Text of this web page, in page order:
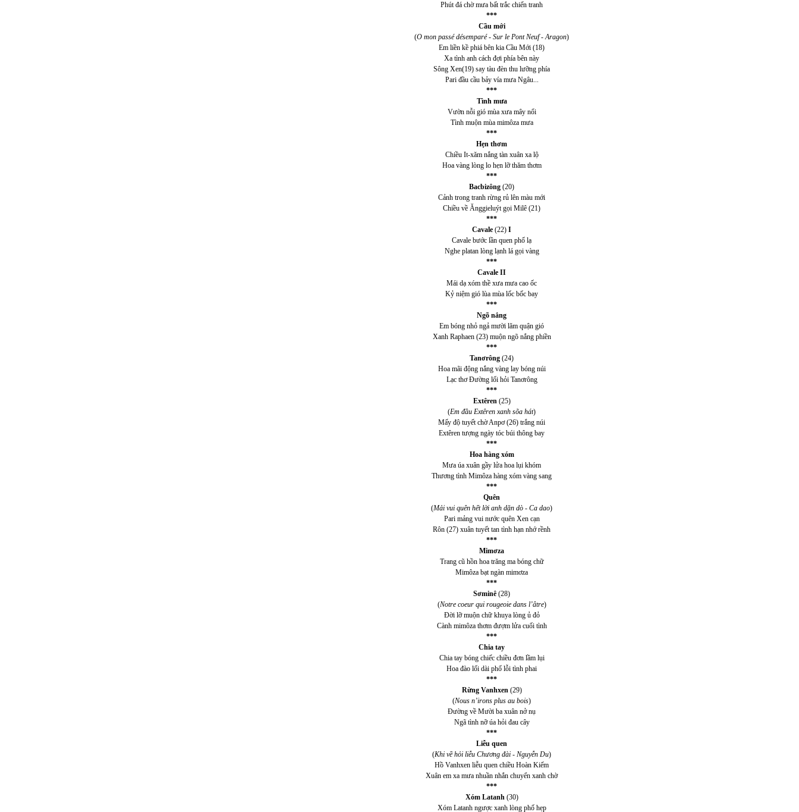
Phút đá chờ mưa bất trắc chiến tranh
***
Cầu mới
(O mon passé désemparé - Sur le Pont Neuf - Aragon)
Em liền kề phiá bên kia Cầu Mới (18)
Xa tình anh cách đợi phía bên này
Sông Xen(19) say tàu đèn thu lưỡng phía
Pari đầu cầu bảy vía mưa Ngâu...
***
Tình mưa
Vườn nỗi gió mùa xưa mây nổi
Tình muộn mùa mimôza mưa
***
Hẹn thơm
Chiều It-xăm nắng tàn xuân xa lộ
Hoa vàng lòng lo hẹn lỡ thăm thơm
***
Bacbizông (20)
Cảnh trong tranh rừng rủ lên màu mới
Chiều về Ănggieluýt gọi Milê (21)
***
Cavale (22) I
Cavale bước lần quen phố lạ
Nghe platan lòng lạnh lá gọi vàng
***
Cavale II
Mái dạ xóm thề xưa mưa cao ốc
Kỷ niệm gió lùa mùa lốc bốc bay
***
Ngõ nắng
Em bóng nhỏ ngả mười lăm quận gió
Xanh Raphaen (23) muộn ngõ nắng phiền
***
Tanơrông (24)
Hoa mãi động nắng vàng lay bóng núi
Lạc thơ Đường lối hỏi Tanơrông
***
Extêren(25)
(Em đầu Extêren xanh sõa hát)
Mấy độ tuyết chờ Anpơ (26) trắng núi
Extêren tượng ngày tóc búi thông bay
***
Hoa hàng xóm
Mưa úa xuân gầy lửa hoa lụi khóm
Thương tình Mimôza hàng xóm vàng sang
***
Quên
(Mải vui quên hết lời anh dặn dò - Ca dao)
Pari mảng vui nước quên Xen cạn
Rôn (27) xuân tuyết tan tình hạn nhớ rềnh
***
Mimơza
Trang cũ hồn hoa trăng ma bóng chữ
Mimôza bạt ngàn mimơza
***
Sơminê (28)
(Notre coeur qui rougeoie dans l’âtre)
Đời lỡ muộn chữ khuya lòng ủ đỏ
Cành mimôza thơm đượm lửa cuối tình
***
Chia tay
Chia tay bóng chiếc chiều đơn lầm lụi
Hoa đào lối dài phố lỗi tình phai
***
Rừng Vanhxen(29)
(Nous n’irons plus au bois)
Đường về Mười ba xuân nở nụ
Ngã tình nỡ úa hỏi đau cây
***
Liễu quen
(Khi về hỏi liễu Chương đài - Nguyễn Du)
Hồ Vanhxen liễu quen chiều Hoàn Kiếm
Xuân em xa mưa nhuần nhắn chuyển xanh chờ
***
Xóm Latanh(30)
Xóm Latanh ngược xanh lòng phố hẹp